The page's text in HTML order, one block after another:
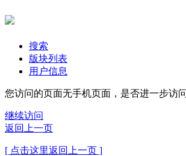
搜索
版块列表
用户信息
您访问的页面无手机页面，是否进一步访
继续访问
返回上一页
[ 点击这里返回上一页 ]